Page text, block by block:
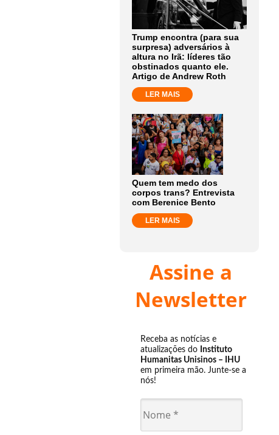
Trump encontra (para sua
surpresa) adversários à
altura no Irã: líderes tão
obstinados quanto ele.
Artigo de Andrew Roth
LER MAIS
Quem tem medo dos
corpos trans? Entrevista
com Berenice Bento
LER MAIS
Assine a
Newsletter
Receba as notícias e
atualizações do Instituto
Humanitas Unisinos – IHU
em primeira mão. Junte-se a
nós!